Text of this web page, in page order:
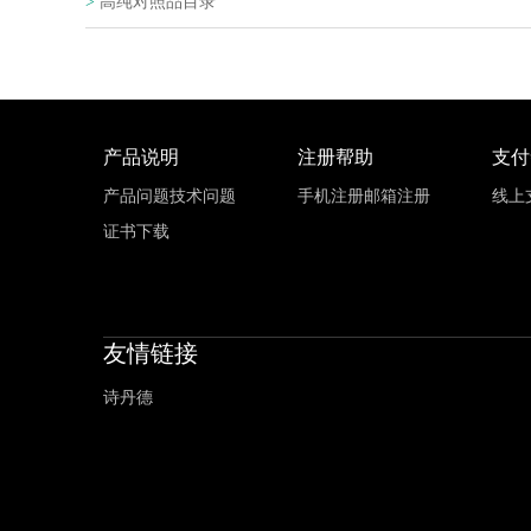
产品说明
产品问题技术问题
证书下载
注册帮助
手机注册邮箱注册
支
线上
友情链接
诗丹德